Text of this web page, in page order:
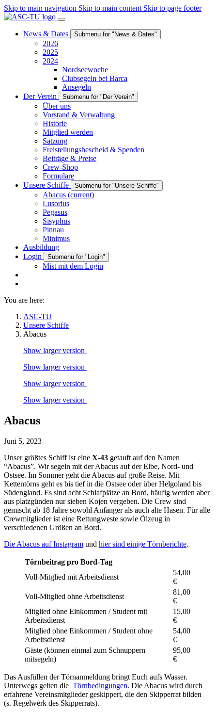
Skip to main navigation Skip to main content Skip to page footer
News & Dates Submenu for "News & Dates"
2026
2025
2024
Nordseewoche
Clubsegeln bei Barca
Ansegeln
Der Verein
Submenu for "Der Verein"
Über uns
Vorstand & Verwaltung
Historie
Mitglied werden
Satzung
Freistellungsbescheid & Spenden
Beiträge & Preise
Crew-Shop
Formulare
Unsere Schiffe
Submenu for "Unsere Schiffe"
Abacus (current)
Lusorius
Pegasus
Sisyphus
Pinnau
Minimus
Ausbildung
Login
Submenu for "Login"
Mist mit dem Login
You are here:
ASC-TU
Unsere Schiffe
Abacus
Show larger version
Show larger version
Show larger version
Show larger version
Abacus
Juni 5, 2023
Unser größtes Schiff ist eine X-43 getauft auf den Namen
“Abacus”. Wir segeln mit der Abacus auf der Elbe, Nord- und
Ostsee. Im Sommer geht die Abacus auf große Reise. Mit
Kettentörns geht es bis tief in die Ostsee oder über Helgoland bis
Südengland. Es sind acht Schlafplätze an Bord, häufig werden aber
aus platzgünden nur sieben Kojen vergeben. Die Crew sind
gemischt ab 18 Jahre sowohl Anfänger als auch alte Hasen. Für alle
Crewmitglieder ist eine Rettungweste sowie Ölzeug in
verschiedenen Größen an Bord.
Die Abacus auf Instagram und hier sind einige Törnberichte.
Törnbeitrag pro Bord-Tag
Voll-Mitglied mit Arbeitsdienst
54,00
€
Voll-Mitglied ohne Arbeitsdienst
81,00
€
Mitglied ohne Einkommen / Student mit
Arbeitsdienst
15,00
€
Mitglied ohne Einkommen / Student ohne
Arbeitsdienst
54,00
€
Gäste (können einmal zum Schnuppern
mitsegeln)
95,00
€
Das Ausfüllen der Törnanmeldung bringt Euch aufs Wasser.
Unterwegs gelten die Törnbedingungen. Die Abacus wird durch
erfahrene Vereinsmitglieder geskippert, die den Skipperrat bilden
(s. Regelwerk des Skipperrats).